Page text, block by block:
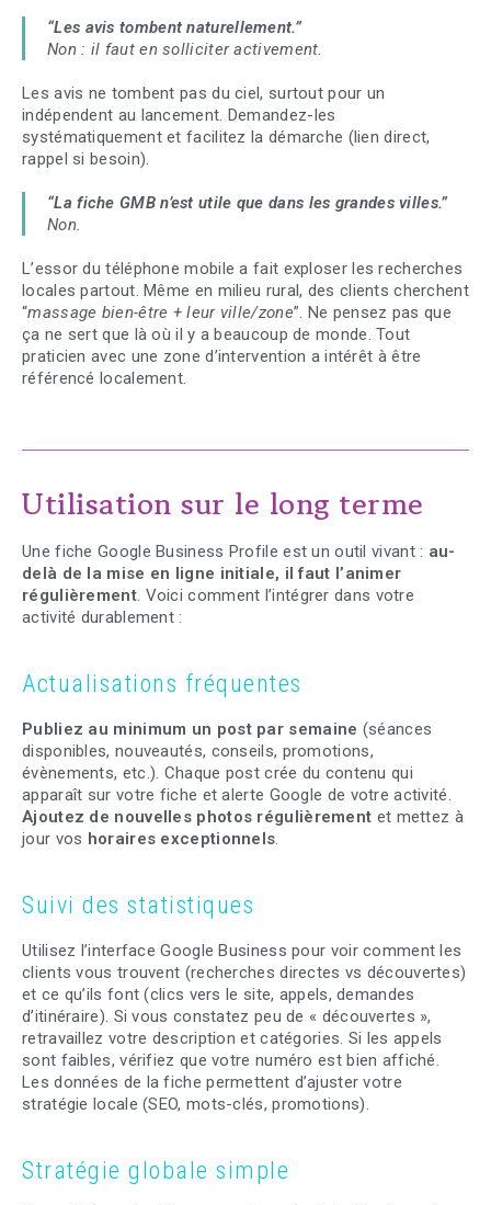
“Les avis tombent naturellement.”
Non : il faut en solliciter activement.
Les avis ne tombent pas du ciel, surtout pour un
indépendent au lancement. Demandez-les
systématiquement et facilitez la démarche (lien direct,
rappel si besoin).
“La fiche GMB n’est utile que dans les grandes villes.”
Non.
L’essor du téléphone mobile a fait exploser les recherches
locales partout. Même en milieu rural, des clients cherchent
“massage bien-être + leur ville/zone”. Ne pensez pas que
ça ne sert que là où il y a beaucoup de monde. Tout
praticien avec une zone d’intervention a intérêt à être
référencé localement.
Utilisation sur le long terme
Une fiche Google Business Profile est un outil vivant : au-
delà de la mise en ligne initiale, il faut l’animer
régulièrement. Voici comment l’intégrer dans votre
activité durablement :
Actualisations fréquentes
Publiez au minimum un post par semaine (séances
disponibles, nouveautés, conseils, promotions,
évènements, etc.). Chaque post crée du contenu qui
apparaît sur votre fiche et alerte Google de votre activité.
Ajoutez de nouvelles photos régulièrement et mettez à
jour vos horaires exceptionnels.
Suivi des statistiques
Utilisez l’interface Google Business pour voir comment les
clients vous trouvent (recherches directes vs découvertes)
et ce qu’ils font (clics vers le site, appels, demandes
d’itinéraire). Si vous constatez peu de « découvertes »,
retravaillez votre description et catégories. Si les appels
sont faibles, vérifiez que votre numéro est bien affiché.
Les données de la fiche permettent d’ajuster votre
stratégie locale (SEO, mots-clés, promotions).
Stratégie globale simple